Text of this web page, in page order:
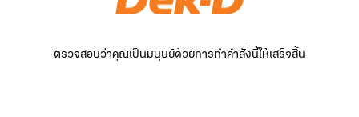
ตรวจสอบว่าคุณเป็นมนุษย์ด้วยการทำคำสั่งนี้ให้เสร็จสิ้น